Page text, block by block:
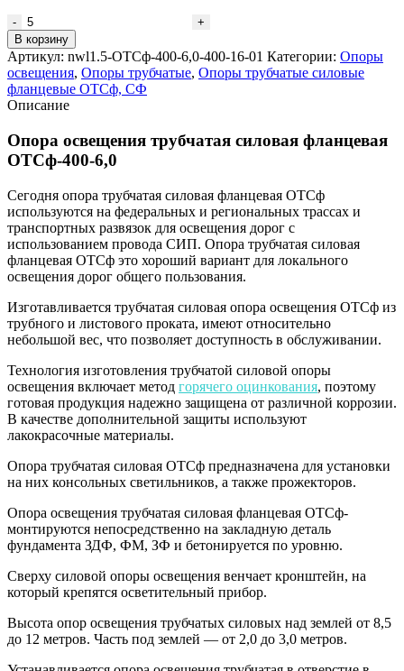
Количество
товара
Опора
трубчатая
силовая
фланцевая
В корзину
Артикул: nwl1.5-ОТСф-400-6,0-400-16-01 Категории: Опоры
освещения, Опоры трубчатые, Опоры трубчатые силовые
фланцевые ОТСф, СФ
Описание
Опора освещения трубчатая силовая фланцевая
ОТСф-400-6,0
Сегодня опора трубчатая силовая фланцевая ОТСф
используются на федеральных и региональных трассах и
транспортных развязок для освещения дорог с
использованием провода СИП. Опора трубчатая силовая
фланцевая ОТСф это хороший вариант для локального
освещения дорог общего пользования.
Изготавливается трубчатая силовая опора освещения ОТСф из
трубного и листового проката, имеют относительно
небольшой вес, что позволяет доступность в обслуживании.
Технология изготовления трубчатой силовой опоры
освещения включает метод горячего оцинкования, поэтому
готовая продукция надежно защищена от различной коррозии.
В качестве дополнительной защиты используют
лакокрасочные материалы.
Опора трубчатая силовая ОТСф предназначена для установки
на них консольных светильников, а также прожекторов.
Опора освещения трубчатая силовая фланцевая ОТСф-
монтируются непосредственно на закладную деталь
фундамента ЗДФ, ФМ, ЗФ и бетонируется по уровню.
Сверху силовой опоры освещения венчает кронштейн, на
который крепятся осветительный прибор.
Высота опор освещения трубчатых силовых над землей от 8,5
до 12 метров. Часть под землей — от 2,0 до 3,0 метров.